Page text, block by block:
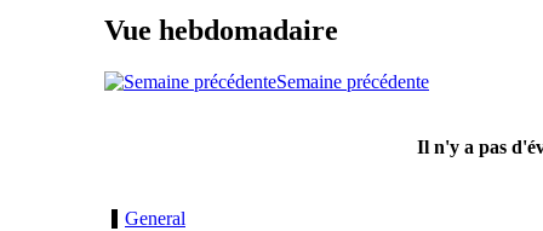
Vue hebdomadaire
Semaine précédente
Il n'y a pas
General